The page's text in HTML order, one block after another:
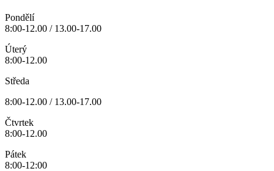
Pondělí
8:00-12.00 / 13.00-17.00
Úterý
8:00-12.00
Středa
8:00-12.00 / 13.00-17.00
Čtvrtek
8:00-12.00
Pátek
8:00-12:00